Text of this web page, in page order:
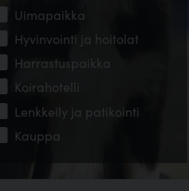
Uimapaikka
Hyvinvointi ja hoitolat
Harrastuspaikka
Koirahotelli
Lenkkeily ja patikointi
Kauppa